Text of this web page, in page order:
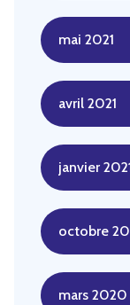
mai 2021
avril 2021
janvier
octobre
mars 2020